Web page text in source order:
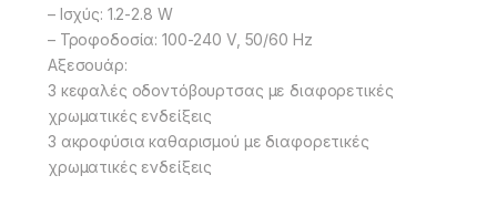
– Ισχύς: 1.2-2.8 W
– Τροφοδοσία: 100-240 V, 50/60 Hz
Αξεσουάρ:
3 κεφαλές οδοντόβουρτσας με διαφορετικές
χρωματικές ενδείξεις
3 ακροφύσια καθαρισμού με διαφορετικές
χρωματικές ενδείξεις